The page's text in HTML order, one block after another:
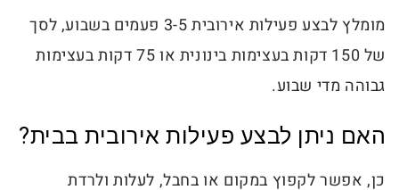
מומלץ לבצע פעילות אירובית 3-5 פעמים בשבוע, לסך
של 150 דקות בעצימות בינונית או 75 דקות בעצימות
גבוהה מדי שבוע.
האם ניתן לבצע פעילות אירובית בבית?
כן, אפשר לקפוץ במקום או בחבל, לעלות ולרדת